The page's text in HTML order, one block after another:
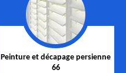
Peinture et décapage persienne
66